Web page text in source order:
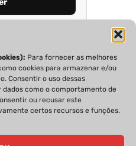
Para fornecer as melhores
cookies para armazenar e/ou
Consentir o uso dessas
como o comportamento de
ou recusar este
certos recursos e funções.
ESTATUTO EDITORIAL